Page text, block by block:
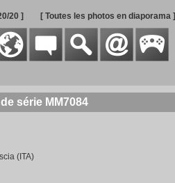
20 ] [ Toutes les photos en diaporama ]
série MM7084
(ITA)